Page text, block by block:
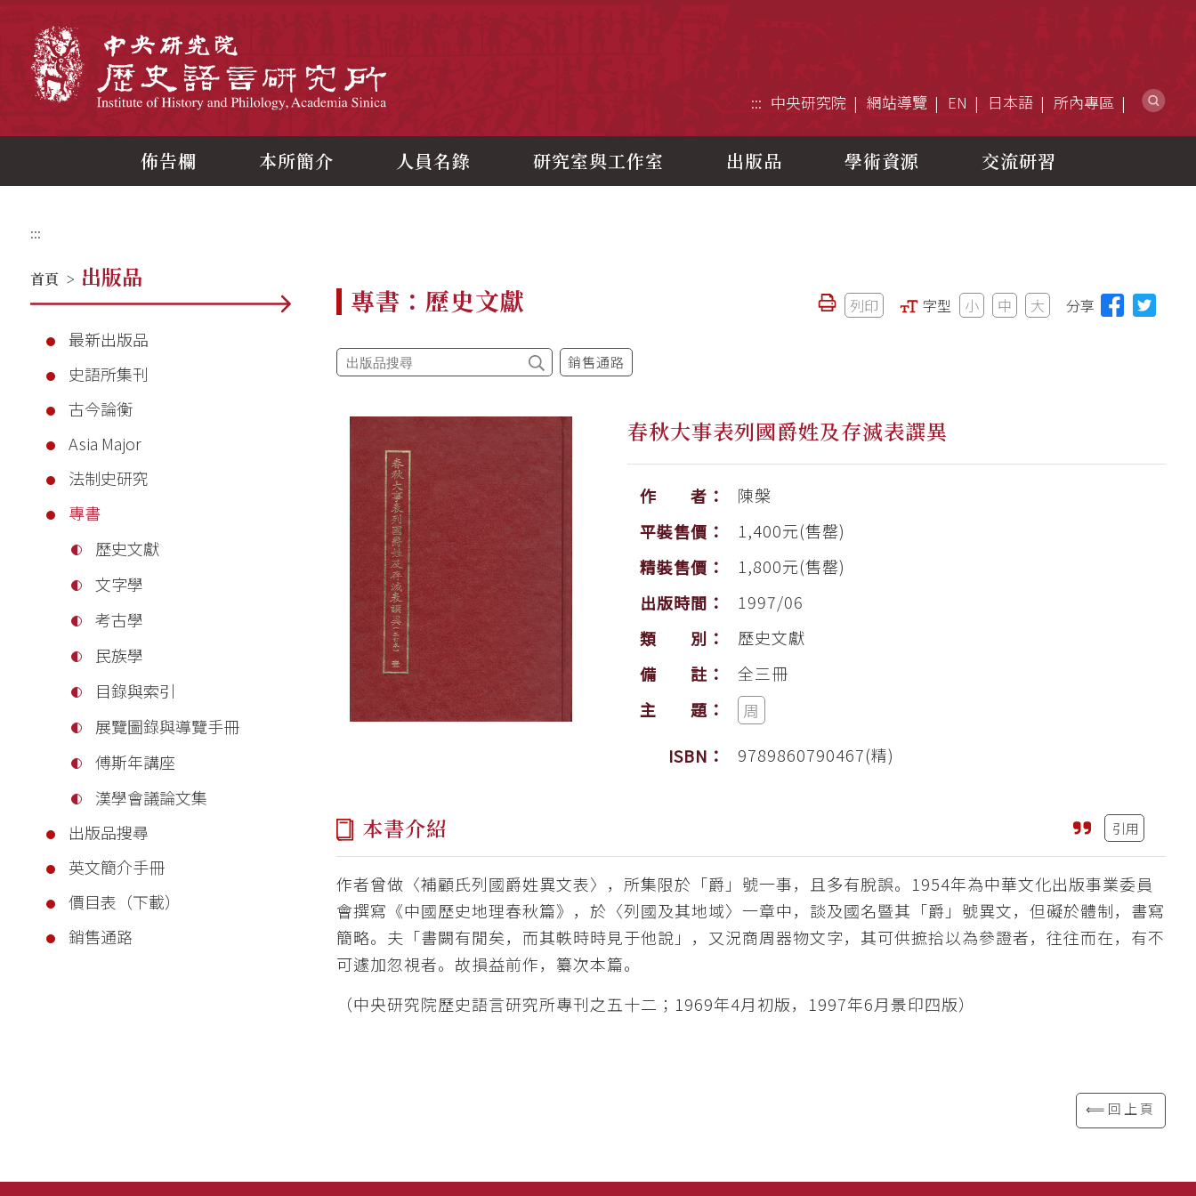
::: 中央研究院 網站導覽 EN 日本語 所內專區
佈告欄 本所簡介 人員名錄 研究室與工作室 出版品 學術資源 交流研習
:::
首頁 > 出版品
最新出版品
史語所集刊
古今論衡
Asia Major
法制史研究
專書
歷史文獻
文字學
考古學
民族學
目錄與索引
展覽圖錄與導覽手冊
傅斯年講座
漢學會議論文集
出版品搜尋
英文簡介手冊
價目表（下載）
銷售通路
專書：歷史文獻 列印 字型 小 中 大 分享
銷售通路
春秋大事表列國爵姓及存滅表譔異
作 者：
陳槃
平裝售價：
1,400元(售罄)
精裝售價：
1,800元(售罄)
出版時間：
1997/06
類 別：
歷史文獻
備 註：
全三冊
主 題：
周
ISBN：
9789860790467(精)
本書介紹 引用
作者曾做〈補顧氏列國爵姓異文表〉，所集限於「爵」號一事，且多有脫誤。1954年為中華文化出版事業委員
會撰寫《中國歷史地理春秋篇》，於〈列國及其地域〉一章中，談及國名暨其「爵」號異文，但礙於體制，書寫
簡略。夫「書闕有閒矣，而其軼時時見于他說」，又況商周器物文字，其可供摭拾以為參證者，往往而在，有不
可遽加忽視者。故損益前作，纂次本篇。
（中央研究院歷史語言研究所專刊之五十二；1969年4月初版，1997年6月景印四版）
⟸回上頁